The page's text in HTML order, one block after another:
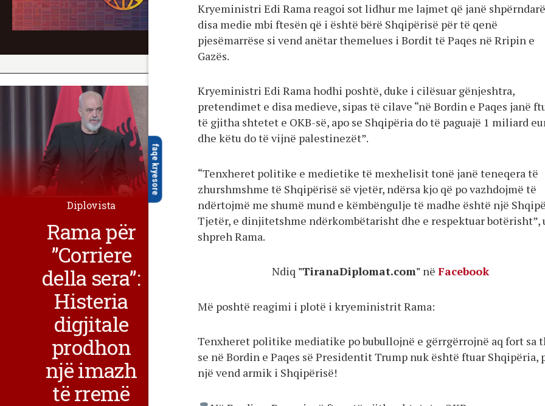
faqe kryesore
Kryeministri Edi Rama reagoi sot lidhur me lajmet që janë
disa medie mbi ftesën që i është bërë Shqipërisë për të qenë
pjesëmarrëse si vend anëtar themelues i Bordit të Paqes në Rripin e
Gazës.
Kryeministri Edi Rama hodhi poshtë, duke i cilësuar gënjeshtra,
pretendimet e disa medieve, sipas të cilave “në Bordin e Paqes janë
të gjitha shtetet e OKB-së, apo se Shqipëria do të paguajë 1 miliard
dhe këtu do të vijnë palestinezët”.
“Tenxheret politike e medietike të mexhelisit tonë janë teneqera të
zhurshmshme të Shqipërisë së vjetër, ndërsa kjo që po vazhdojmë të
ndërtojmë me shumë mund e këmbëngulje të madhe është një
Tjetër, e dinjitetshme ndërkombëtarisht dhe e respektuar botërisht”,
shpreh Rama.
Ndiq "TiranaDiplomat.com" në Facebook
Më poshtë reagimi i plotë i kryeministrit Rama:
Tenxheret politike mediatike po bubullojnë e gërrgërrojnë aq fort sa
se në Bordin e Paqes së Presidentit Trump nuk është ftuar Shqipëria,
një vend armik i Shqipërisë!
Diplovista
Rama për
”Corriere
della sera”:
Histeria
digjitale
prodhon
një imazh
të rremë